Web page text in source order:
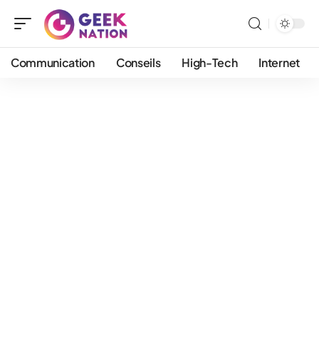
Communication Conseils High-Tech Internet